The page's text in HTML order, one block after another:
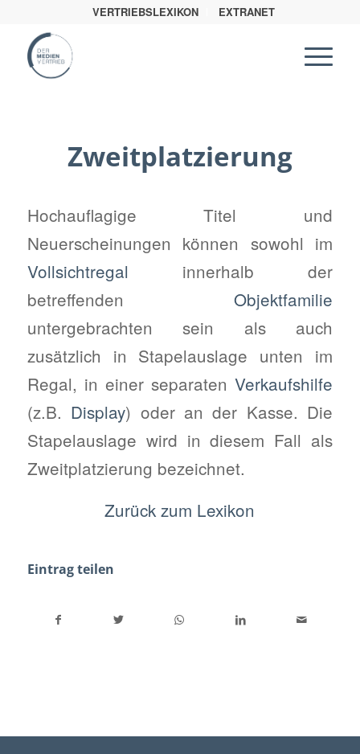
VERTRIEBSLEXIKON EXTRANET
Zweitplatzierung
Hochauflagige Titel und
Neuerscheinungen können sowohl im
Vollsichtregal innerhalb der
betreffendenObjektfamilie
untergebrachten sein als auch
zusätzlich in Stapelauslage unten im
Regal, in einer separatenVerkaufshilfe
(z.B. Display) oder an der Kasse. Die
Stapelauslage wird in diesem Fall als
Zweitplatzierung bezeichnet.
Zurück zum Lexikon
Eintrag teilen